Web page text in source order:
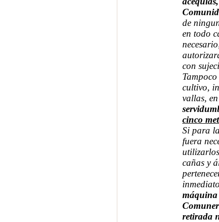
de
en todo
con
cultivo,
vallas,
cinco
Si para
fuera
cañas y
máquina
retirada